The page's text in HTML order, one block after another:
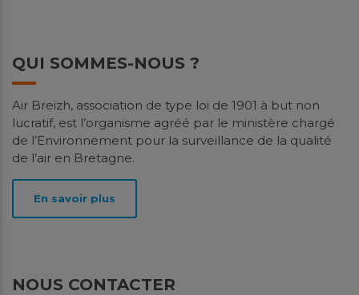
QUI SOMMES-NOUS ?
Air Breizh, association de type loi de 1901 à but non
lucratif, est l’organisme agréé par le ministère chargé
de l’Environnement pour la surveillance de la qualité
de l’air en Bretagne.
En savoir plus
NOUS CONTACTER